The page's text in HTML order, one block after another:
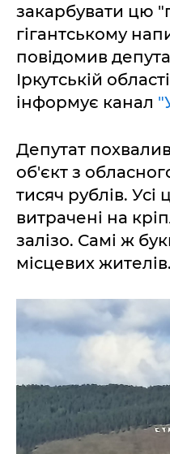
закарбувати цю
гігантському
повідомив
Іркутській
інформує канал
Депутат
об'єкт з
тисяч рублів. Усі
витрачені на
залізо. Самі ж
місцевих жителів.